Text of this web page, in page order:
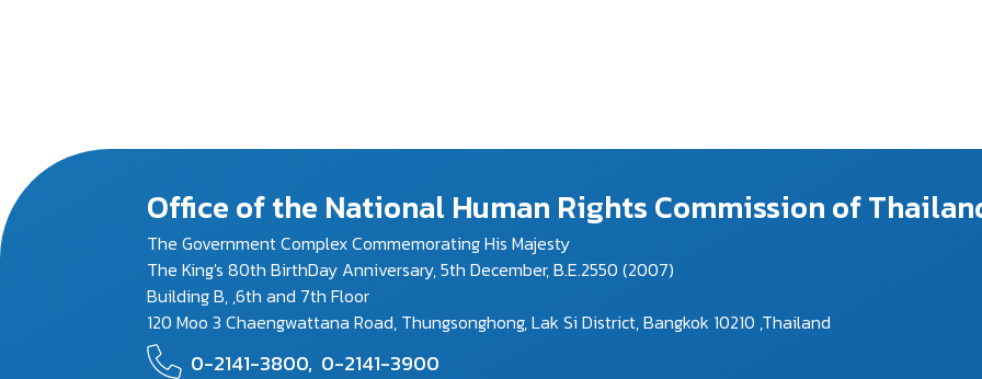
Office of the National Human Rights Commission of
The Government Complex Commemorating His Majesty
The King's 80th BirthDay Anniversary, 5th December, B.E.2550 (2007)
Building B, ,6th and 7th Floor
120 Moo 3 Chaengwattana Road, Thungsonghong, Lak Si District, Bangkok 10210 ,Thailand
0-2141-3800, 0-2141-3900